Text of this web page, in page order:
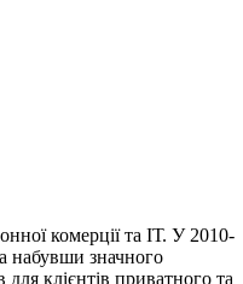
комерції та ІТ. У 2010-
набувши значного
клієнтів приватного та